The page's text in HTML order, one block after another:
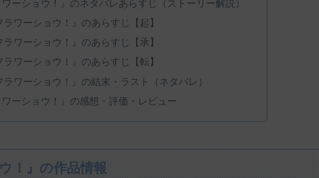
ーショウ！』のネタバレあらすじ（ストーリー解説）
ラワーショウ！』のあらすじ【起】
ラワーショウ！』のあらすじ【承】
ラワーショウ！』のあらすじ【転】
ラワーショウ！』の結末・ラスト（ネタバレ）
ーショウ！』の感想・評価・レビュー
！』の作品情報